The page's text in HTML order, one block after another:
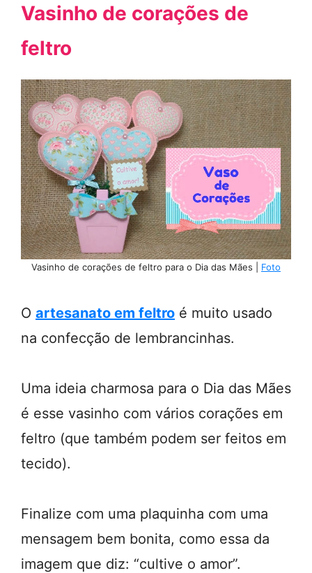
Vasinho de corações de
feltro
Vasinho de corações de feltro para o Dia das Mães | Foto
O artesanato em feltro é muito usado
na confecção de lembrancinhas.
Uma ideia charmosa para o Dia das Mães
é esse vasinho com vários corações em
feltro (que também podem ser feitos em
tecido).
Finalize com uma plaquinha com uma
mensagem bem bonita, como essa da
imagem que diz: “cultive o amor”.